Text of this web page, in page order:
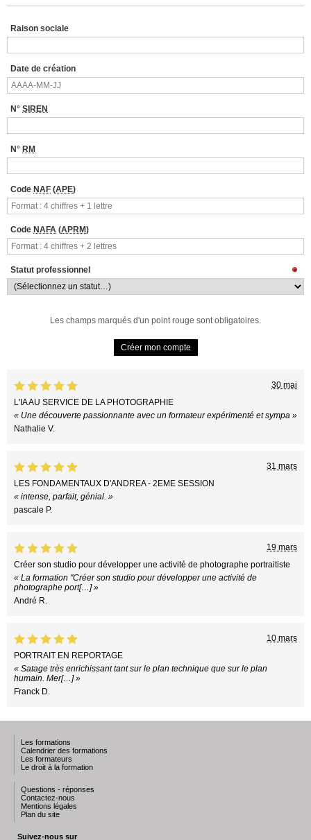
Raison sociale
Date de création
N° SIREN
N° RM
Code NAF (APE)
Code NAFA (APRM)
Statut professionnel
Les champs marqués d'un point rouge sont obligatoires.
30 mai
L'IA AU SERVICE DE LA PHOTOGRAPHIE
« Une découverte passionnante avec un formateur expérimenté et sympa »
Nathalie V.
31 mars
LES FONDAMENTAUX D'ANDREA - 2EME SESSION
« intense, parfait, génial. »
pascale P.
19 mars
Créer son studio pour développer une activité de photographe portraitiste
« La formation "Créer son studio pour développer une activité de
photographe port[…] »
André R.
10 mars
PORTRAIT EN REPORTAGE
« Satage très enrichissant tant sur le plan technique que sur le plan
humain. Mer[…] »
Franck D.
Les formations
Calendrier des formations
Les formateurs
Le droit à la formation
Questions - réponses
Contactez-nous
Mentions légales
Plan du site
Suivez-nous sur